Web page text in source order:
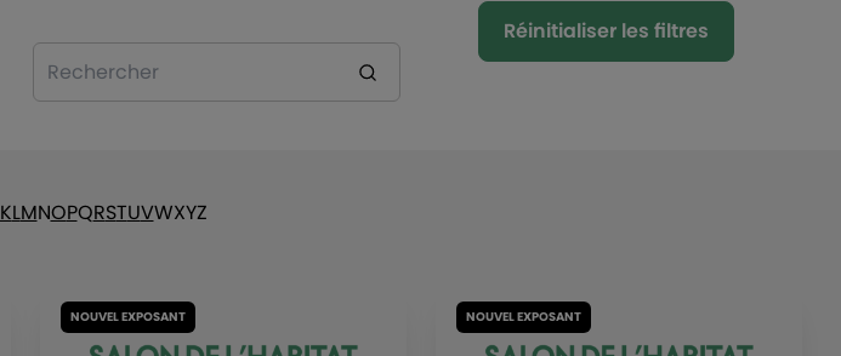
Rechercher
Réinitialiser les filtres
KLMNOPQRSTUVWXYZ
NOUVEL EXPOSANT NOUVEL EXPOSANT